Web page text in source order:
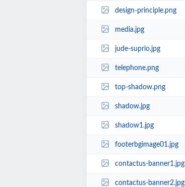
design-principle.png
media.jpg
jude-suprio.jpg
telephone.png
top-shadow.png
shadow.jpg
shadow1.jpg
footerbgimage01.jpg
contactus-banner1.jpg
contactus-banner2.jpg